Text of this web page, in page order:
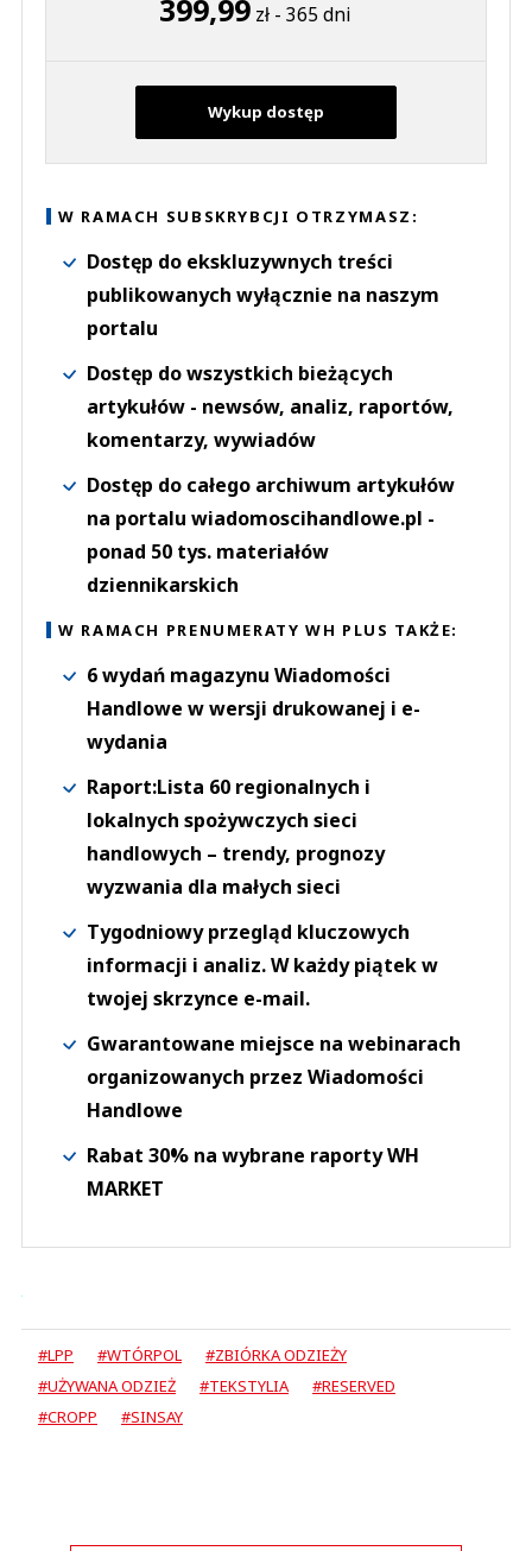
399,99zł - 365 dni
Wykup dostęp
W RAMACH SUBSKRYBCJI OTRZYMASZ:
Dostęp do ekskluzywnych treści
publikowanych wyłącznie na naszym
portalu
Dostęp do wszystkich bieżących
artykułów - newsów, analiz, raportów,
komentarzy, wywiadów
Dostęp do całego archiwum artykułów
na portalu wiadomoscihandlowe.pl -
ponad 50 tys. materiałów
dziennikarskich
W RAMACH PRENUMERATY WH PLUS TAKŻE:
6 wydań magazynu Wiadomości
Handlowe w wersji drukowanej i e-
wydania
Raport:Lista 60 regionalnych i
lokalnych spożywczych sieci
handlowych – trendy, prognozy
wyzwania dla małych sieci
Tygodniowy przegląd kluczowych
informacji i analiz. W każdy piątek w
twojej skrzynce e-mail.
Gwarantowane miejsce na webinarach
organizowanych przez Wiadomości
Handlowe
Rabat 30% na wybrane raporty WH
MARKET
#LPP #WTÓRPOL
#ZBIÓRKA ODZIEŻY
#UŻYWANA ODZIEŻ
#TEKSTYLIA
#RESERVED
#CROPP
#SINSAY